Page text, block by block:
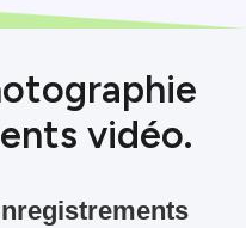
vidéo.